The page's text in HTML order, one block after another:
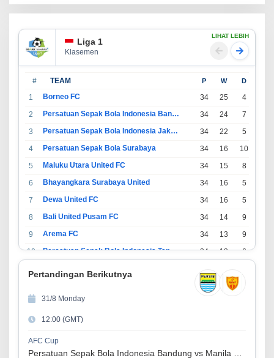
Liga 1
Klasemen
LIHAT LEBIH
# TEAM P W D
1 Borneo FC 34 25 4
2
Persatuan Sepak Bola Indonesia Bandung 34 24 7
3
Persatuan Sepak Bola Indonesia Jakarta 34 22 5
4
Persatuan Sepak Bola Surabaya 34 16 10
5
Maluku Utara United FC 34 15 8
6
Bhayangkara Surabaya United 34 16 5
7
Dewa United FC 34 16 5
8
Bali United Pusam FC 34 14 9
9
Arema FC 34 13 9
10
Persatuan Sepak Bola Indonesia Tangerang 34 13 6
34 11
13
14
Madura United FC
15
Persatuan Sepakbola Makassar
16
Persis Solo 34 8 10
Pertandingan Berikutnya
31/8 Monday
12:00 (GMT)
AFC Cup